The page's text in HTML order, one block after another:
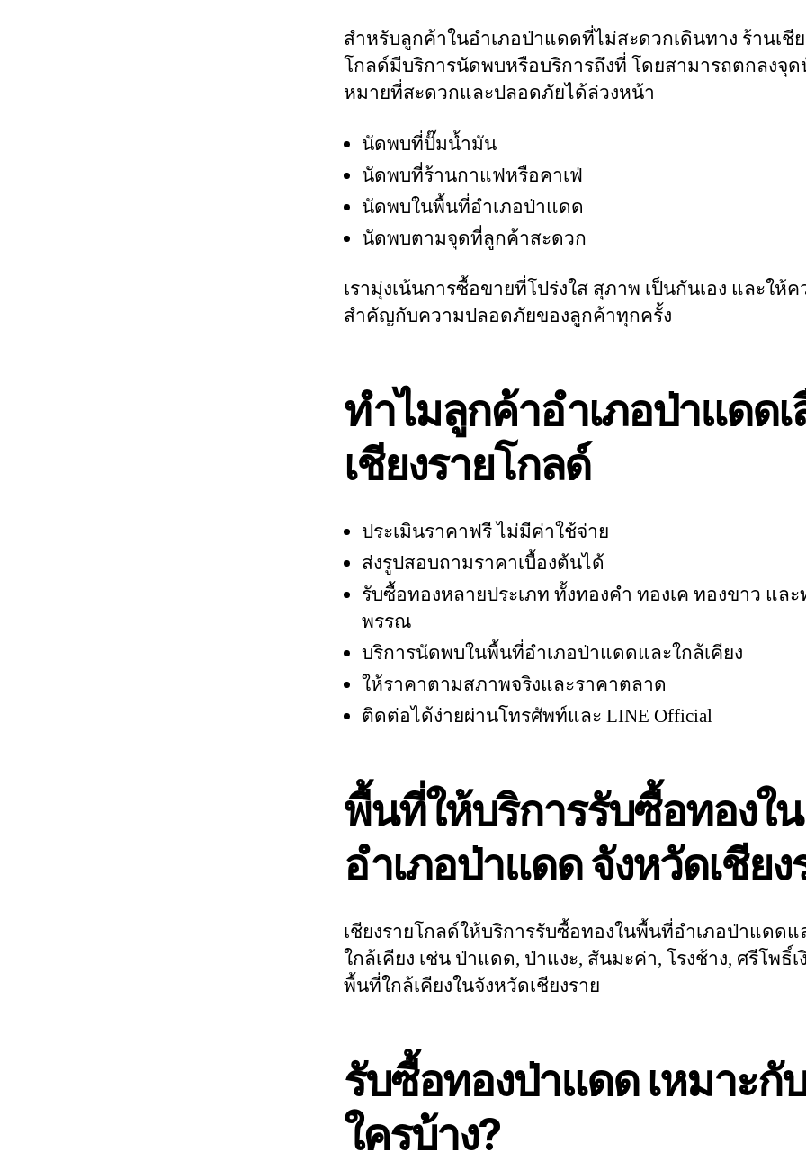
สำหรับลูกค้าในอำเภอป่าแดดที่ไม่สะดวกเดินทาง ร้านเชีย
โกลด์มีบริการนัดพบหรือบริการถึงที่ โดยสามารถตกลงจุด
หมายที่สะดวกและปลอดภัยได้ล่วงหน้า
นัดพบที่ปั๊มน้ำมัน
นัดพบที่ร้านกาแฟหรือคาเฟ่
นัดพบในพื้นที่อำเภอป่าแดด
นัดพบตามจุดที่ลูกค้าสะดวก
เรามุ่งเน้นการซื้อขายที่โปร่งใส สุภาพ เป็นกันเอง และให้ค
สำคัญกับความปลอดภัยของลูกค้าทุกครั้ง
ทำไมลูกค้าอำเภอป่าแดดเ
เชียงรายโกลด์
ประเมินราคาฟรี ไม่มีค่าใช้จ่าย
ส่งรูปสอบถามราคาเบื้องต้นได้
รับซื้อทองหลายประเภท ทั้งทองคำ ทองเค ทองขาว และ
พรรณ
บริการนัดพบในพื้นที่อำเภอป่าแดดและใกล้เคียง
ให้ราคาตามสภาพจริงและราคาตลาด
ติดต่อได้ง่ายผ่านโทรศัพท์และ LINE Official
พื้นที่ให้บริการรับซื้อทองใน
อำเภอป่าแดด จังหวัดเชียง
เชียงรายโกลด์ให้บริการรับซื้อทองในพื้นที่อำเภอป่าแดด
ใกล้เคียง เช่น ป่าแดด, ป่าแงะ, สันมะค่า, โรงช้าง, ศรีโพธิ์เ
พื้นที่ใกล้เคียงในจังหวัดเชียงราย
รับซื้อทองป่าแดด เหมาะกั
ใครบ้าง?